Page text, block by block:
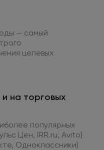
— самый
целевых
и на торговых
популярных
Цен, IRR.ru, Avito)
Одноклассники)